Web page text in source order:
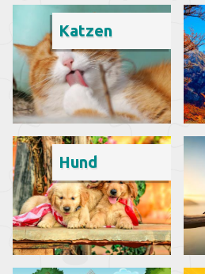
Katzen
Hund